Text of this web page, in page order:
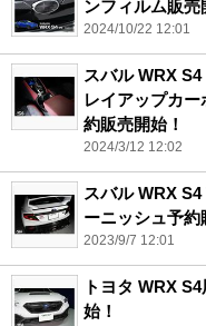
ンフィルム販売
2024/10/22 12:01
スバル WRX
レイアップカ
約販売開始！
2024/3/12 12:02
スバル WRX
ーニッシュ予約
2023/9/7 12:01
トヨタ WRX
始！